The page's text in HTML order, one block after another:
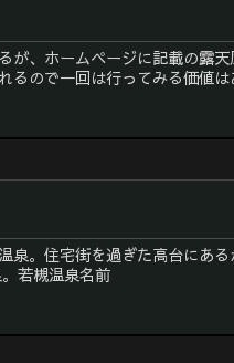
が、ホームページに記載の露
るので一回は行ってみる価値
泉。住宅街を過ぎた高台にあ
な温泉。若槻温泉名前